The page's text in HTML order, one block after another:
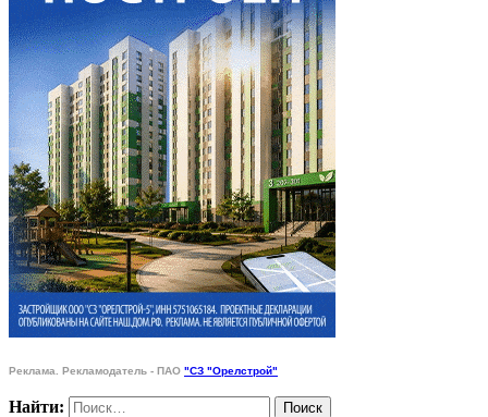
Реклама. Рекламодатель - ПАО "СЗ "Орелстрой"
Найти: